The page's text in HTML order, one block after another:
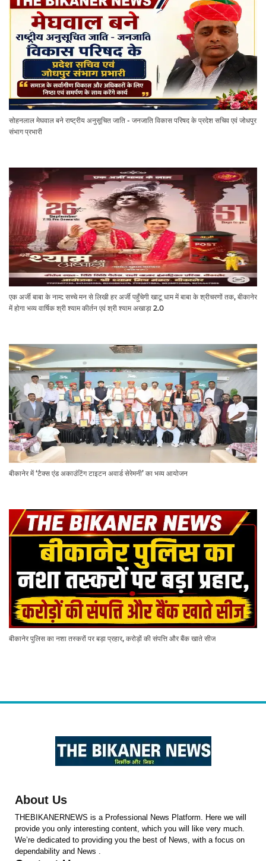
सोहनलाल मेघवाल बने राष्ट्रीय अनुसूचित जाति - जनजाति विकास परिषद के प्रदेश सचिव एवं जोधपुर
संभाग प्रभारी
एक अर्जी बाबा के नाम: सच्चे मन से लिखी हर अर्जी पहुँचेगी खाटू धाम में बाबा के श्रीचरणों तक, बीकानेर
में होगा भव्य वार्षिक श्री श्याम कीर्तन एवं श्री श्याम अखाड़ा 2.0
बीकानेर में ‘टैक्स एंड अकाउंटिंग टाइटन अवार्ड सेरेमनी’ का भव्य आयोजन
बीकानेर पुलिस का नशा तस्करों पर बड़ा प्रहार, करोड़ों की संपत्ति और बैंक खाते सीज
About Us
THEBIKANERNEWS is a Professional News Platform. Here we will
provide you only interesting content, which you will like very much.
We’re dedicated to providing you the best of News, with a focus on
dependability and News .